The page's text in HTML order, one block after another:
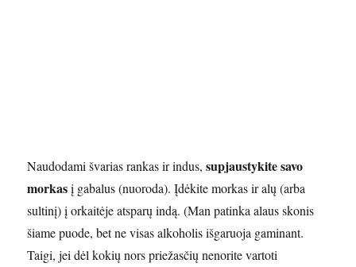
Naudodami švarias rankas ir indus,supjaustykite savo
morkasį gabalus (nuoroda). Įdėkite morkas ir alų (arba
sultinį) į orkaitėje atsparų indą. (Man patinka alaus skonis
šiame puode, bet ne visas alkoholis išgaruoja gaminant.
Taigi, jei dėl kokių nors priežasčių nenorite vartoti